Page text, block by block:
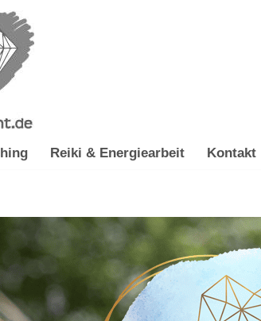
Reiki & Energiearbeit Kontakt